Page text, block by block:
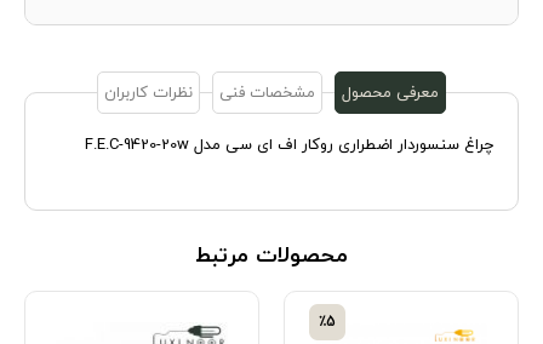
معرفی محصول مشخصات فنی نظرات کاربران
چراغ سنسوردار اضطراری روکار اف ای سی مدل F.E.C-9420-20w
محصولات مرتبط
٪5